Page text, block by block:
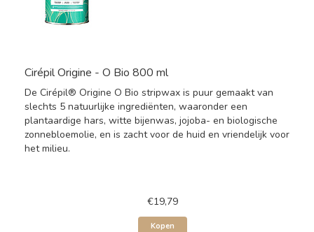
Cirépil Origine - O Bio 800 ml
De Cirépil® Origine O Bio stripwax is puur gemaakt van
slechts 5 natuurlijke ingrediënten, waaronder een
plantaardige hars, witte bijenwas, jojoba- en biologische
zonnebloemolie, en is zacht voor de huid en vriendelijk voor
het milieu.
€19,79
Kopen